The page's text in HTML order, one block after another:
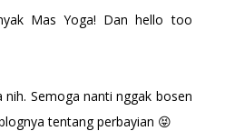
Mas Yoga! Dan hello too
nih. Semoga nanti nggak bosen
tentang perbayian 😝